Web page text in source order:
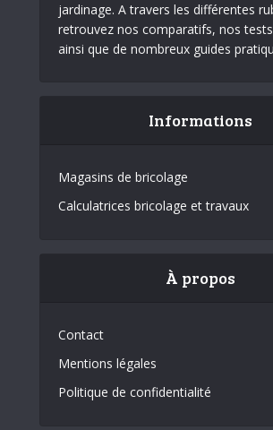
jardinage. A travers les différentes
retrouvez nos comparatifs, nos tests
ainsi que de nombreux guides
Informations
Magasins de bricolage
Calculatrices bricolage et travaux
À propos
Contact
Mentions légales
Politique de confidentialité